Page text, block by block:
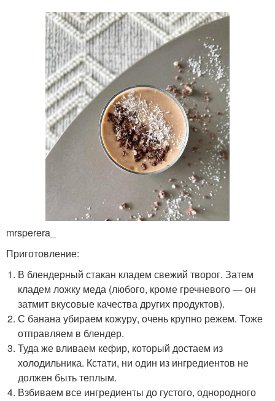
mrsperera_
Приготовление:
В блендерный стакан кладем свежий творог. Затем
кладем ложку меда (любого, кроме гречневого — он
затмит вкусовые качества других продуктов).
С банана убираем кожуру, очень крупно режем. Тоже
отправляем в блендер.
Туда же вливаем кефир, который достаем из
холодильника. Кстати, ни один из ингредиентов не
должен быть теплым.
Взбиваем все ингредиенты до густого, однородного